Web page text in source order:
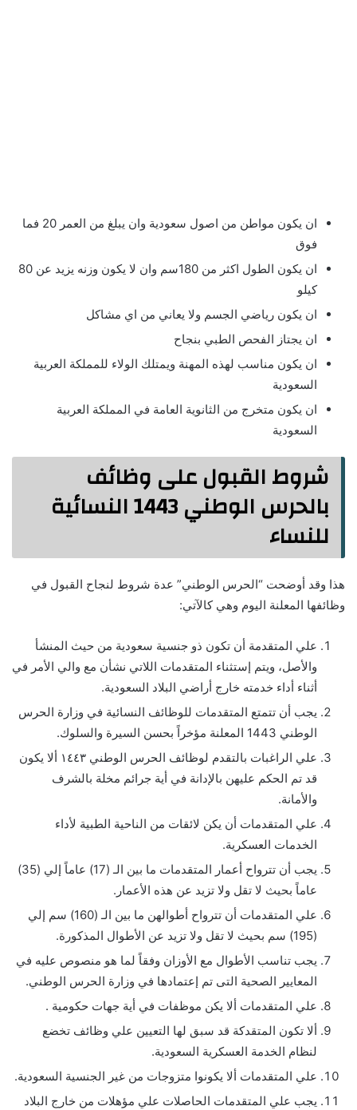
ان يكون مواطن من اصول سعودية وان يبلغ من العمر 20 فما
فوق
ان يكون الطول اكثر من 180سم وان لا يكون وزنه يزيد عن 80
كيلو
ان يكون رياضي الجسم ولا يعاني من اي مشاكل
ان يجتاز الفحص الطبي بنجاح
ان يكون مناسب لهذه المهنة ويمتلك الولاء للمملكة العربية
السعودية
ان يكون متخرج من الثانوية العامة في المملكة العربية
السعودية
شروط القبول على وظائف
بالحرس الوطني 1443 النسائية
للنساء
هذا وقد أوضحت “الحرس الوطني” عدة شروط لنجاح القبول في
وظائفها المعلنة اليوم وهي كالآتي:
علي المتقدمة أن تكون ذو جنسية سعودية من حيث المنشأ
والأصل، ويتم إستثناء المتقدمات اللاتي نشأن مع والي الأمر في
أثناء أداء خدمته خارج أراضي البلاد السعودية.
يجب أن تتمتع المتقدمات للوظائف النسائية في وزارة الحرس
الوطني 1443 المعلنة مؤخراً بحسن السيرة والسلوك.
علي الراغبات بالتقدم لوظائف الحرس الوطني ١٤٤٣ ألا يكون
قد تم الحكم عليهن بالإدانة في أية جرائم مخلة بالشرف
والأمانة.
علي المتقدمات أن يكن لائقات من الناحية الطبية لأداء
الخدمات العسكرية.
يجب أن تترواح أعمار المتقدمات ما بين الـ (17) عاماً إلي (35)
عاماً بحيث لا تقل ولا تزيد عن هذه الأعمار.
علي المتقدمات أن تترواح أطوالهن ما بين الـ (160) سم إلي
(195) سم بحيث لا تقل ولا تزيد عن الأطوال المذكورة.
يجب تناسب الأطوال مع الأوزان وفقاً لما هو منصوص عليه في
المعايير الصحية التى تم إعتمادها في وزارة الحرس الوطني.
علي المتقدمات ألا يكن موظفات في أية جهات حكومية .
ألا تكون المتقدكة قد سبق لها التعيين علي وظائف تخضع
لنظام الخدمة العسكرية السعودية.
علي المتقدمات ألا يكونوا متزوجات من غير الجنسية السعودية.
يجب علي المتقدمات الحاصلات علي مؤهلات من خارج البلاد